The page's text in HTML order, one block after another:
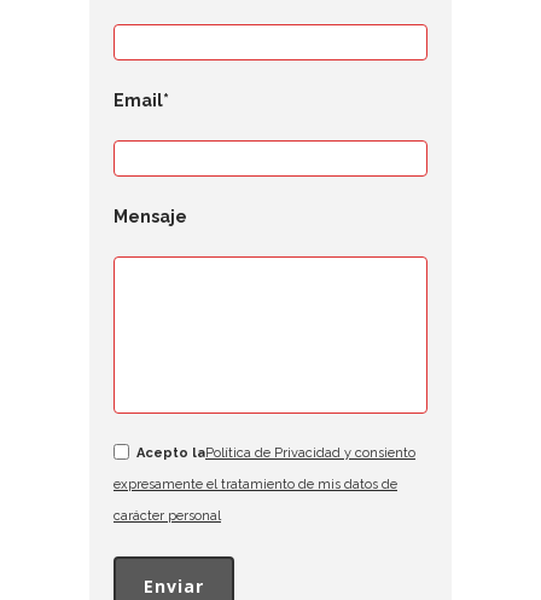
Email*
Mensaje
Acepto laPolítica de Privacidad y consiento
expresamente el tratamiento de mis datos de
carácter personal